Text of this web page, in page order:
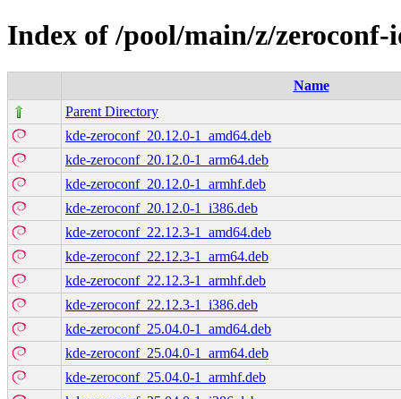
Index of /pool/main/z/zeroconf-
Name
Parent Directory
kde-zeroconf_20.12.0-1_amd64.deb
kde-zeroconf_20.12.0-1_arm64.deb
kde-zeroconf_20.12.0-1_armhf.deb
kde-zeroconf_20.12.0-1_i386.deb
kde-zeroconf_22.12.3-1_amd64.deb
kde-zeroconf_22.12.3-1_arm64.deb
kde-zeroconf_22.12.3-1_armhf.deb
kde-zeroconf_22.12.3-1_i386.deb
kde-zeroconf_25.04.0-1_amd64.deb
kde-zeroconf_25.04.0-1_arm64.deb
kde-zeroconf_25.04.0-1_armhf.deb